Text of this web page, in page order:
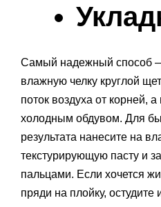
Самый надежный способ
влажную челку круглой
поток воздуха от корней,
холодным обдувом. Для
результата нанесите на
текстурирующую пасту и
пальцами. Если хочется
пряди на плойку,